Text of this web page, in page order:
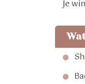
Je